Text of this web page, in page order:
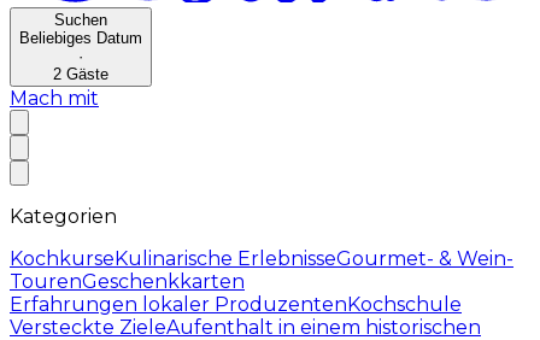
Suchen
Beliebiges Datum
·
2 Gäste
Mach mit
Kategorien
KochkurseKulinarische ErlebnisseGourmet- & Wein-
TourenGeschenkkarten
Erfahrungen lokaler ProduzentenKochschule
Versteckte ZieleAufenthalt in einem historischen